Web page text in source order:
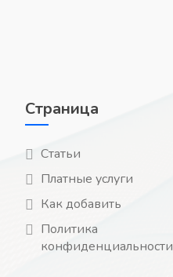
Страница
Статьи
Платные услуги
Как добавить
Политика
конфиденциальности